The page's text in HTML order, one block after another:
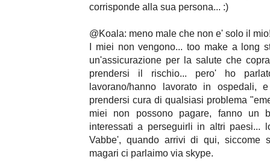
corrisponde alla sua persona... :)
@Koala: meno male che non e' solo il
I miei non vengono... too make a long
un'assicurazione per la salute che
prendersi il rischio... pero' ho
lavorano/hanno lavorato in
prendersi cura di qualsiasi problema
miei non possono pagare, fanno un
interessati a perseguirli in altri paesi...
Vabbe', quando arrivi di qui, siccome
magari ci parlaimo via skype.